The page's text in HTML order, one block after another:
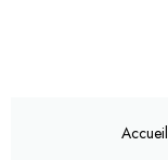
Accueil